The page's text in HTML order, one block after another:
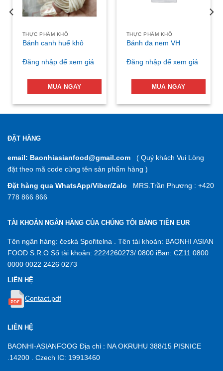
THỰC PHẨM KHÔ
Bánh canh huế khô
Đăng nhập để xem giá
MUA NGAY
THỰC PHẨM KHÔ
Bánh đa nem VH
Đăng nhập để xem giá
MUA NGAY
ĐẶT HÀNG
email: Baonhiasianfood@gmail.com ( Quý khách Vui Lòng
đặt theo mã code cùng tên sản phẩm hàng )
Đặt hàng qua WhatsApp/Viber/Zalo MRS.Trần Phương : +420
778 866 866
TÀI KHOẢN NGÂN HÀNG CỦA CHÚNG TÔI BẰNG TIỀN EUR
Tên ngân hàng: česká Spořitelna . Tên tài khoản: BAONHI ASIAN
FOOD S.R.O Số tài khoản: 2224260273/ 0800 iBan: CZ11 0800
0000 0022 2426 0273
LIÊN HỆ
Contact.pdf
LIÊN HỆ
BAONHI-ASIANFOOG Địa chỉ : NA OKRUHU 388/15 PISNICE
.14200 . Czech IC: 19913460